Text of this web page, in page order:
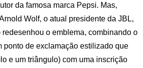
da famosa marca Pepsi. Mas,
Wolf, o atual presidente da JBL,
o emblema, combinando o
ponto de exclamação estilizado que
e um triângulo) com uma inscrição